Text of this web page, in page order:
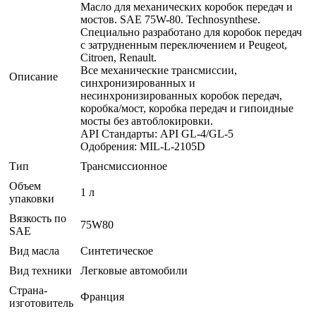
Описание
Масло для механических коробок передач и
мостов. SAE 75W-80. Technosynthese.
Специально разработано для коробок передач
с затрудненным переключением и Peugeot,
Citroen, Renault.
Все механические трансмиссии,
синхронизированных и
несинхронизированных коробок передач,
коробка/мост, коробка передач и гипоидные
мосты без автоблокировки.
API Стандарты: API GL-4/GL-5
Одобрения: MIL-L-2105D
Тип
Трансмиссионное
Объем
упаковки
1 л
Вязкость по
SAE
75W80
Вид масла
Синтетическое
Вид техники
Легковые автомобили
Страна-
изготовитель
Франция